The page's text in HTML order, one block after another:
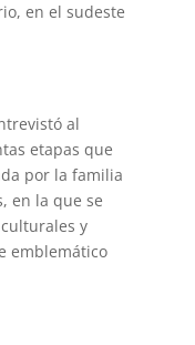
en el sudeste
al
etapas que
por la familia
en la que se
y
emblemático